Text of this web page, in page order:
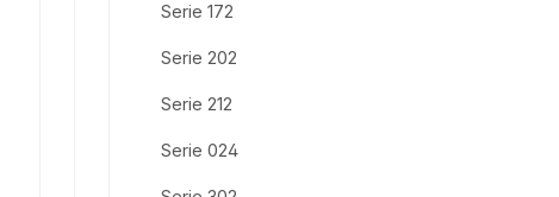
Serie 172
Serie 202
Serie 212
Serie 024